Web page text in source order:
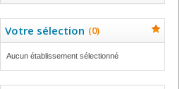
Votre sélection (0)
Aucun établissement sélectionné